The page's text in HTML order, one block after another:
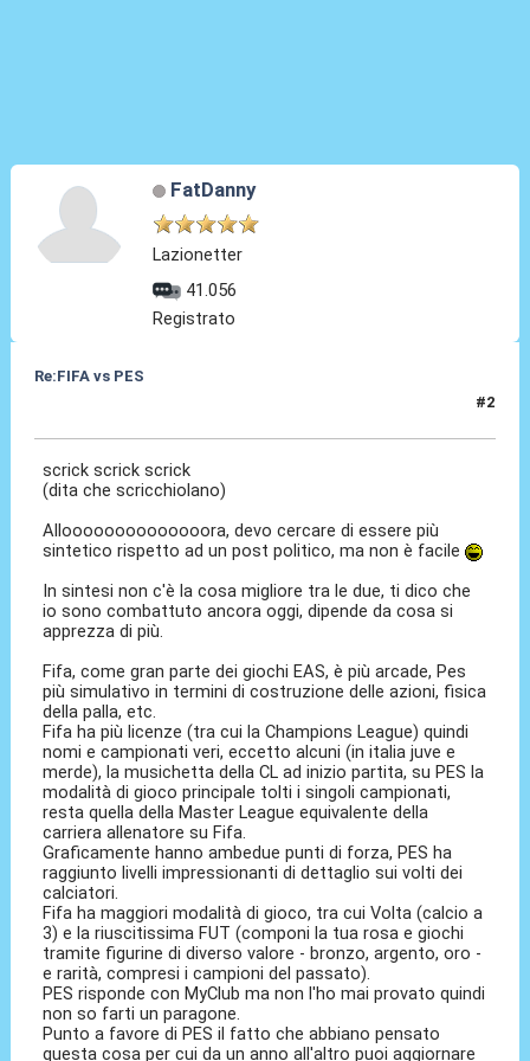
FatDanny
Lazionetter
41.056
Registrato
Re:FIFA vs PES
#2
scrick scrick scrick
(dita che scricchiolano)
Alloooooooooooooora, devo cercare di essere più
sintetico rispetto ad un post politico, ma non è facile
In sintesi non c'è la cosa migliore tra le due, ti dico che
io sono combattuto ancora oggi, dipende da cosa si
apprezza di più.
Fifa, come gran parte dei giochi EAS, è più arcade, Pes
più simulativo in termini di costruzione delle azioni, fisica
della palla, etc.
Fifa ha più licenze (tra cui la Champions League) quindi
nomi e campionati veri, eccetto alcuni (in italia juve e
merde), la musichetta della CL ad inizio partita, su PES la
modalità di gioco principale tolti i singoli campionati,
resta quella della Master League equivalente della
carriera allenatore su Fifa.
Graficamente hanno ambedue punti di forza, PES ha
raggiunto livelli impressionanti di dettaglio sui volti dei
calciatori.
Fifa ha maggiori modalità di gioco, tra cui Volta (calcio a
3) e la riuscitissima FUT (componi la tua rosa e giochi
tramite figurine di diverso valore - bronzo, argento, oro -
e rarità, compresi i campioni del passato).
PES risponde con MyClub ma non l'ho mai provato quindi
non so farti un paragone.
Punto a favore di PES il fatto che abbiano pensato
questa cosa per cui da un anno all'altro puoi aggiornare